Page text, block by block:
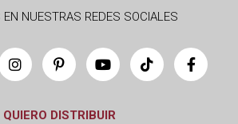
EN NUESTRAS REDES SOCIALES
QUIERO DISTRIBUIR